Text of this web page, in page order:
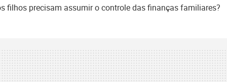
filhos precisam assumir o controle das finanças familiares?